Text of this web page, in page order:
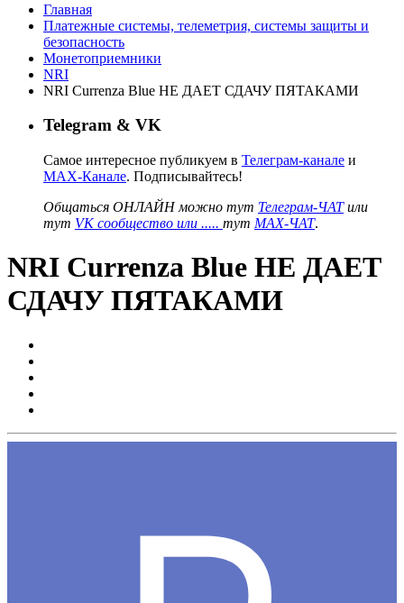
Главная
Платежные системы, телеметрия, системы защиты и
безопасность
Монетоприемники
NRI
NRI Currenza Blue НЕ ДАЕТ СДАЧУ ПЯТАКАМИ
Telegram & VK
Самое интересное публикуем в Телеграм-канале и
MAX-Канале. Подписывайтесь!
Общаться ОНЛАЙН можно тут Телеграм-ЧАТили
тут VK сообщество или ..... тут MAX-ЧАТ.
NRI Currenza Blue НЕ ДАЕТ
СДАЧУ ПЯТАКАМИ